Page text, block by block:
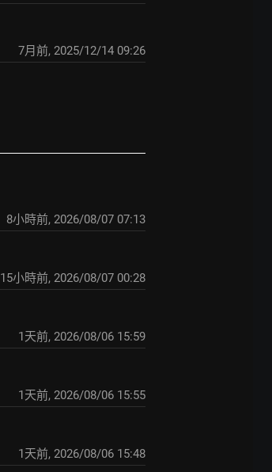
7月前, 2025/12/14 09:26
8小時前, 2026/08/07 07:13
15小時前, 2026/08/07 00:28
1天前, 2026/08/06 15:59
1天前, 2026/08/06 15:55
1天前, 2026/08/06 15:48